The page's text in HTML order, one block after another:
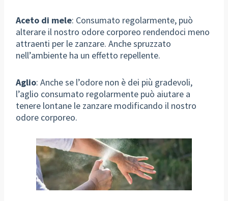
Aceto di mele: Consumato regolarmente, può
alterare il nostro odore corporeo rendendoci meno
attraenti per le zanzare. Anche spruzzato
nell’ambiente ha un effetto repellente.
Aglio: Anche se l’odore non è dei più gradevoli,
l’aglio consumato regolarmente può aiutare a
tenere lontane le zanzare modificando il nostro
odore corporeo.